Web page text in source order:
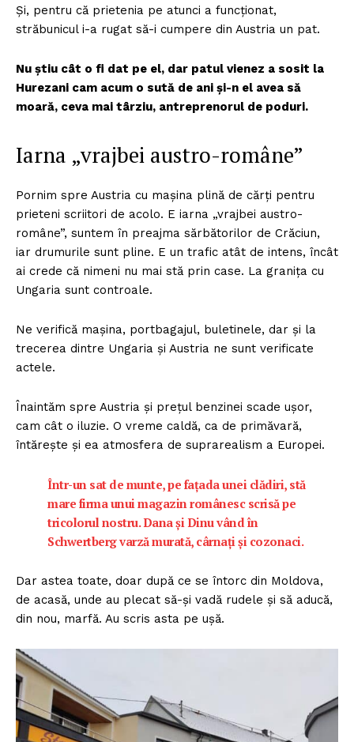
Și, pentru că prietenia pe atunci a funcționat,
străbunicul i-a rugat să-i cumpere din Austria un pat.
Nu știu cât o fi dat pe el, dar patul vienez a sosit la
Hurezani cam acum o sută de ani și-n el avea să
moară, ceva mai târziu, antreprenorul de poduri.
Iarna „vrajbei austro-române”
Pornim spre Austria cu mașina plină de cărți pentru
prieteni scriitori de acolo. E iarna „vrajbei austro-
române”, suntem în preajma sărbătorilor de Crăciun,
iar drumurile sunt pline. E un trafic atât de intens, încât
ai crede că nimeni nu mai stă prin case. La granița cu
Ungaria sunt controale.
Ne verifică mașina, portbagajul, buletinele, dar și la
trecerea dintre Ungaria și Austria ne sunt verificate
actele.
Înaintăm spre Austria și prețul benzinei scade ușor,
cam cât o iluzie. O vreme caldă, ca de primăvară,
întărește și ea atmosfera de suprarealism a Europei.
Într-un sat de munte, pe fațada unei clădiri, stă
mare firma unui magazin românesc scrisă pe
tricolorul nostru. Dana și Dinu vând în
Schwertberg varză murată, cârnați și cozonaci.
Dar astea toate, doar după ce se întorc din Moldova,
de acasă, unde au plecat să-și vadă rudele și să aducă,
din nou, marfă. Au scris asta pe ușă.